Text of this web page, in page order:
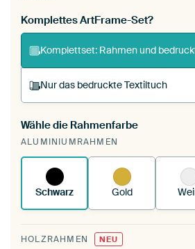
Komplettes ArtFrame-Set?
Komplettset: Rahmen und
Nur das bedruckte Textiltuch
Du spannst einen
deinen vorhandenen
funktioniert es.
Wähle die Rahmenfarbe
ALUMINIUMRAHMEN
Schwarz Gold
HOLZRAHMEN NEU